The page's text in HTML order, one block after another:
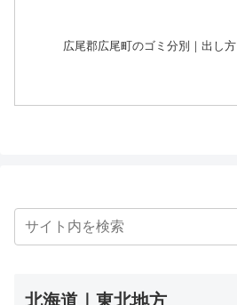
広尾郡広尾町のゴミ分別｜出し方
北海道｜東北地方